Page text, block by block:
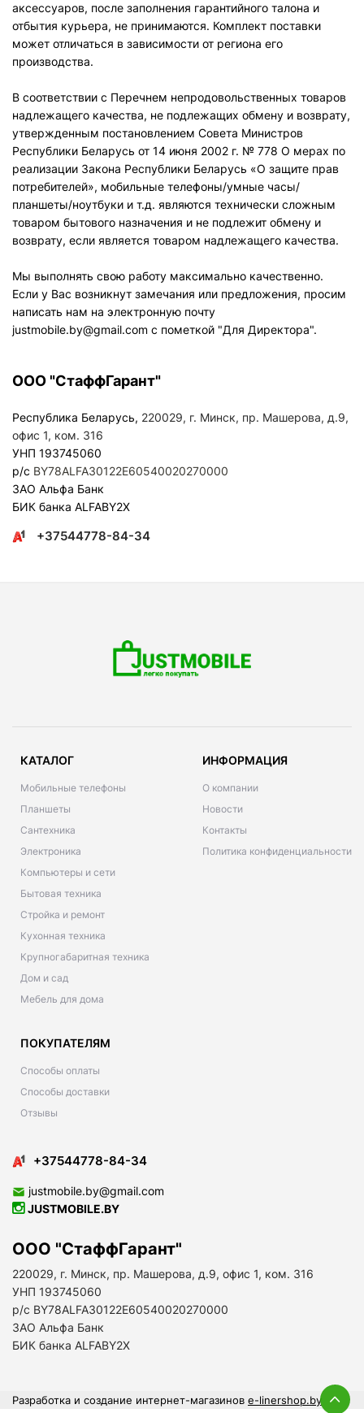
аксессуаров, после заполнения гарантийного талона и
отбытия курьера, не принимаются. Комплект поставки
может отличаться в зависимости от региона его
производства.
В соответствии с Перечнем непродовольственных товаров
надлежащего качества, не подлежащих обмену и возврату,
утвержденным постановлением Совета Министров
Республики Беларусь от 14 июня 2002 г. № 778 О мерах по
реализации Закона Республики Беларусь «О защите прав
потребителей», мобильные телефоны/умные часы/
планшеты/ноутбуки и т.д. являются технически сложным
товаром бытового назначения и не подлежит обмену и
возврату, если является товаром надлежащего качества.
Мы выполнять свою работу максимально качественно.
Если у Вас возникнут замечания или предложения, просим
написать нам на электронную почту
justmobile.by@gmail.com c пометкой "Для Директора".
ООО "СтаффГарант"
Республика Беларусь, 220029, г. Минск, пр. Машерова, д.9,
офис 1, ком. 316
УНП 193745060
р/с BY78ALFA30122E60540020270000
ЗАО Альфа Банк
БИК банка ALFABY2X
+37544778-84-34
КАТАЛОГ
Мобильные телефоны
Планшеты
Сантехника
Электроника
Компьютеры и сети
Бытовая техника
Стройка и ремонт
Кухонная техника
Крупногабаритная техника
Дом и сад
Мебель для дома
ИНФОРМАЦИЯ
О компании
Новости
Контакты
Политика конфиденциальности
ПОКУПАТЕЛЯМ
Способы оплаты
Способы доставки
Отзывы
+37544778-84-34
justmobile.by@gmail.com
JUSTMOBILE.BY
ООО "СтаффГарант"
220029, г. Минск, пр. Машерова, д.9, офис 1, ком. 316
УНП 193745060
р/с BY78ALFA30122E60540020270000
ЗАО Альфа Банк
БИК банка ALFABY2X
Разработка и создание интернет-магазинов e-linershop.by